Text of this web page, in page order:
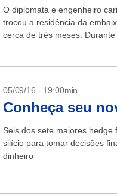
O diplomata e engenheiro
trocou a residência da
cerca de três meses.
05/09/16 - 19:00min
Conheça seu
Seis dos sete maiores
silício para tomar decisões
dinheiro